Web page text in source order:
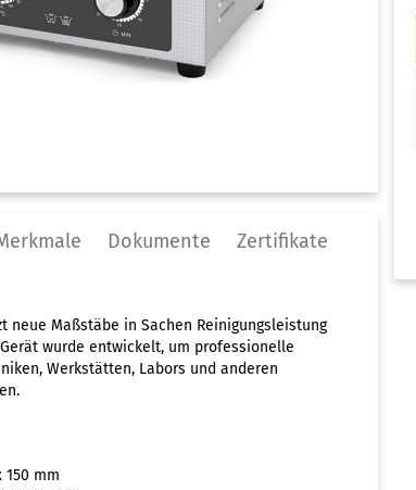
Praxis
Chirurgie
Praxis
Piercing
Dokumente Zertifikate
neue Maßstäbe in Sachen Reinigungsleistung
wurde entwickelt, um professionelle
Werkstätten, Labors und anderen
150 mm